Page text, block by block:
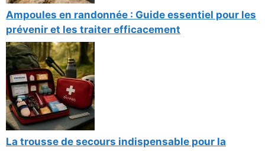
Ampoules en randonnée : Guide essentiel pour les
prévenir et les traiter efficacement
La trousse de secours indispensable pour la